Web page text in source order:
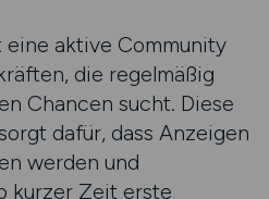
aktive Community
die regelmäßig
Chancen sucht. Diese
dafür, dass Anzeigen
werden und
kurzer Zeit erste